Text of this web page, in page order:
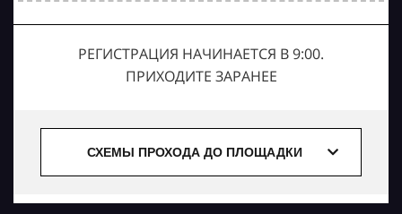
РЕГИСТРАЦИЯ НАЧИНАЕТСЯ В 9:00.
ПРИХОДИТЕ ЗАРАНЕЕ
СХЕМЫ ПРОХОДА ДО ПЛОЩАДКИ